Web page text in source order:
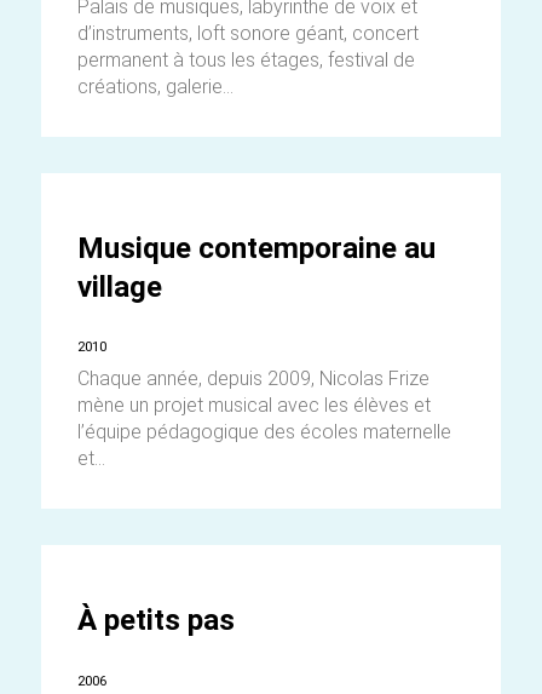
Palais de musiques, labyrinthe de voix et
d’instruments, loft sonore géant, concert
permanent à tous les étages, festival de
créations, galerie...
Musique contemporaine au
village
2010
Chaque année, depuis 2009, Nicolas Frize
mène un projet musical avec les élèves et
l’équipe pédagogique des écoles maternelle
et...
À petits pas
2006